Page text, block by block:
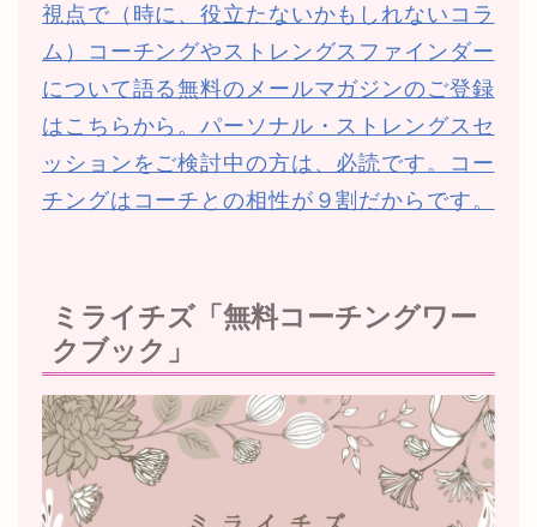
視点で（時に、役立たないかもしれないコラ
ム）コーチングやストレングスファインダー
について語る無料のメールマガジンのご登録
はこちらから。パーソナル・ストレングスセ
ッションをご検討中の方は、必読です。コー
チングはコーチとの相性が９割だからです。
ミライチズ「無料コーチングワー
クブック」